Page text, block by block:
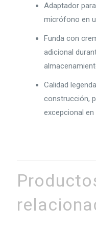
Adaptador
micrófono en
Funda con
adicional
Calidad
construcción,
excepcional